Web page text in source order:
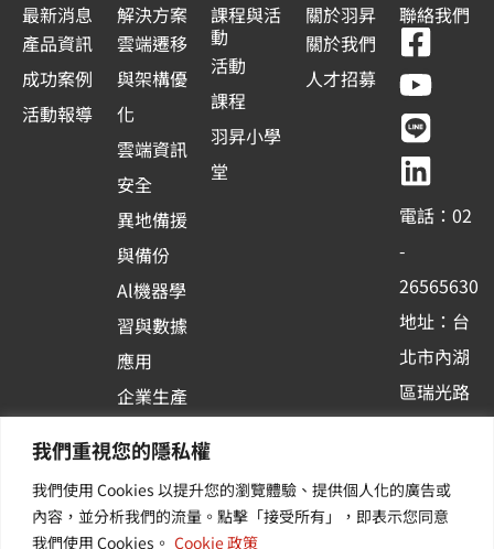
我們重視您的隱私權
我們使用 Cookies 以提升您的瀏覽體驗、提供個人化的廣告或
內容，並分析我們的流量。點擊「接受所有」，即表示您同意
我們使用 Cookies。 Cookie 政策
最新消息
產品資訊
成功案例
活動報導
解決方案
雲端遷移
與架構優
化
雲端資訊
安全
異地備援
與備份
Al機器學
習與數據
應用
企業生產
容器化平
台應用
其他／加
課程與活
動
活動
課程
羽昇小學
堂
關於羽昇
關於我們
人才招募
聯絡我們
F
a
c
e
b
o
o
k
-
s
q
u
r
e
Y
o
u
t
u
b
e
L
i
n
e
L
i
n
k
e
d
i
n
電話：02
-
26565630
地址：台
北市內湖
區瑞光路
訂閱羽昇
新訊 | 提